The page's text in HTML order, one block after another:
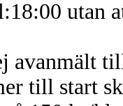
utan
avanmält
till start